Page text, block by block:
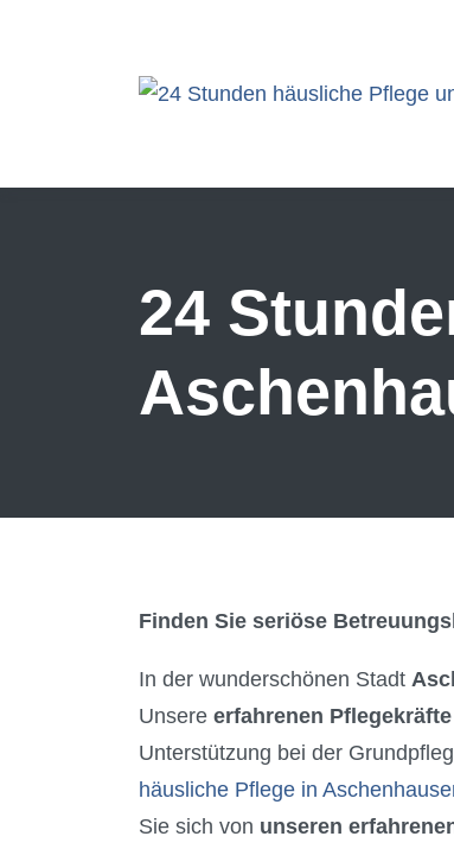
24
Finden Sie seriöse
In der wunderschönen Stadt
Unsere erfahrenen Pflegekräfte
Unterstützung bei der
häusliche Pflege in
Sie sich von unseren